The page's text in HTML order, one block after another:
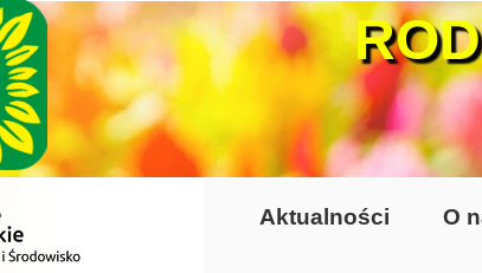
Aktualności O